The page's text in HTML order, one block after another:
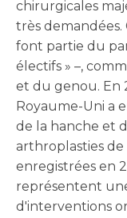
chirurgicales
très
font partie du
électifs » –,
et du genou. En
Royaume-Uni a
de la hanche et
arthroplasties
enregistrées en
représentent
d'interventions